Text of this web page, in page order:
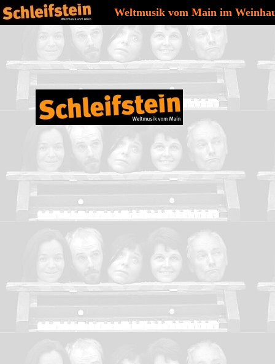
Weltmusik vom Main im